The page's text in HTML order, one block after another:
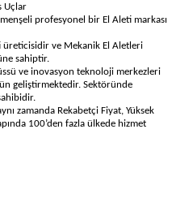
Uçlar
profesyonel bir El Aleti markası
üreticisidir ve Mekanik El Aletleri
sahiptir.
ve inovasyon teknoloji merkezleri
geliştirmektedir. Sektöründe
zamanda Rekabetçi Fiyat, Yüksek
100’den fazla ülkede hizmet